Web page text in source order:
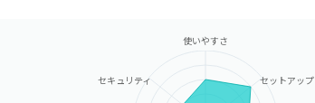
使いやすさ
セットアップ
セキュリティ